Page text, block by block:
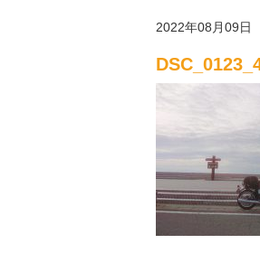
2022年08月09日